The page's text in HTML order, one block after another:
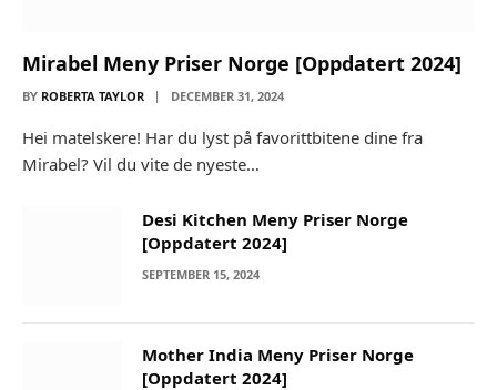
Mirabel Meny Priser Norge [Oppdatert 2024]
BY ROBERTA TAYLOR DECEMBER 31, 2024
Hei matelskere! Har du lyst på favorittbitene dine fra
Mirabel? Vil du vite de nyeste…
Desi Kitchen Meny Priser Norge
[Oppdatert 2024]
SEPTEMBER 15, 2024
Mother India Meny Priser Norge
[Oppdatert 2024]